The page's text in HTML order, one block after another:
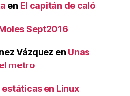
en El capitán de caló
Sept2016
Vázquez en Unas
metro
estáticas en Linux